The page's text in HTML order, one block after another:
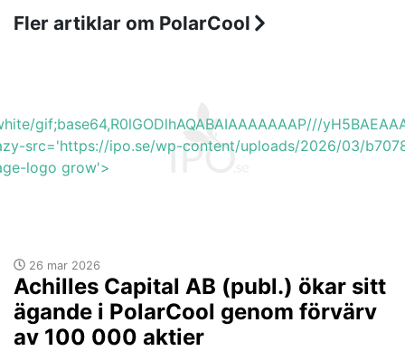
Fler artiklar om PolarCool
gif;base64,R0lGODlhAQABAIAAAAAAAP///
src='https://ipo.se/wp-content/uploads/2026/03/
logo grow'>
26 mar 2026
Achilles Capital AB (publ.) ökar sitt
ägande i PolarCool genom förvärv
av 100 000 aktier